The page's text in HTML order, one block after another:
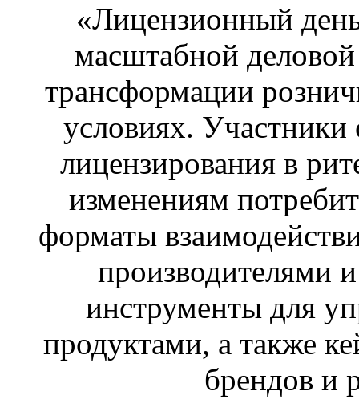
«Лицензионный
масштабной
трансформации
условиях. Участники
лицензирования в
изменениям
форматы
производителями
инструменты для
продуктами, а также
брендов и